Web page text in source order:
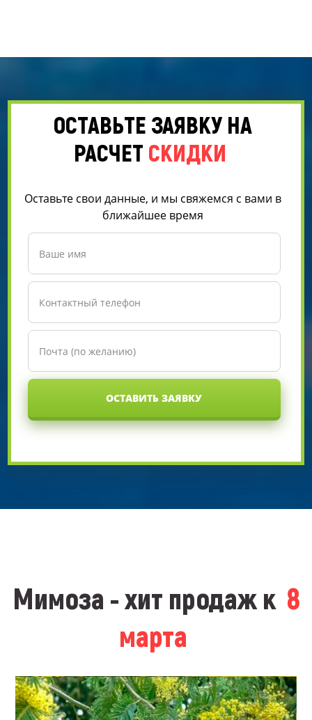
ОСТАВЬТЕ ЗАЯВКУ НА
РАСЧЕТ СКИДКИ
Оставьте свои данные, и мы свяжемся с вами в
ближайшее время
ОСТАВИТЬ ЗАЯВКУ
Мимоза - хит продаж к 8
марта